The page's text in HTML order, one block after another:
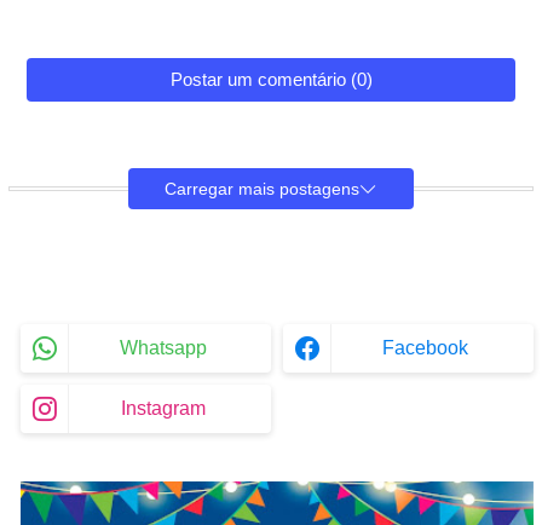
Postar um comentário (0)
Carregar mais postagens
Whatsapp Facebook
Instagram